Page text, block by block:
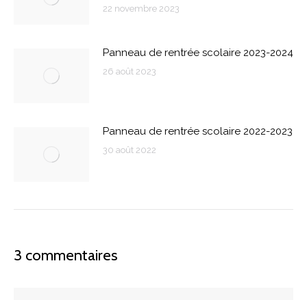
22 novembre 2023
Panneau de rentrée scolaire 2023-2024
26 août 2023
Panneau de rentrée scolaire 2022-2023
30 août 2022
3 commentaires